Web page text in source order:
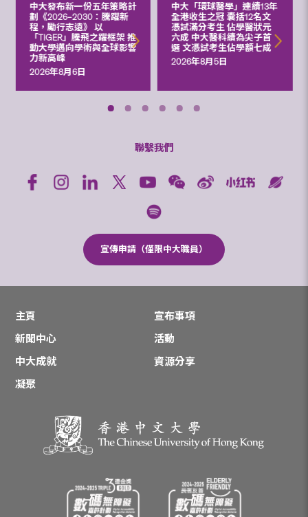
中大發布新一份五年策略計
劃《2026‒2030：騰躍新
程，勵行志遠》 以
「TIGER」騰飛之躍框架 推
動大學邁向學術與全球影響
力新高峰
2026年8月6日
中大「環球醫學」連續13年
全港收生之冠 囊括12名文
憑試滿分考生 佔學醫狀元
六成 中大醫科續為尖子首
選 文憑試考生佔學額七成
2026年8月5日
聯繫我們
宣傳申請（僅限中大職員）
主頁
宣布事項
新聞中心
活動
中大成就
資源分享
凝聚